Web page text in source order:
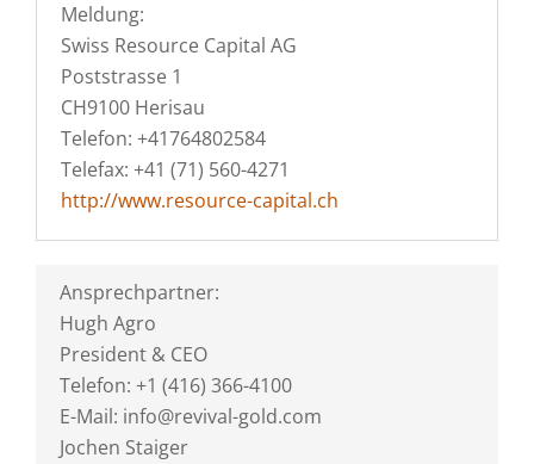
Meldung:
Swiss Resource Capital AG
Poststrasse 1
CH9100 Herisau
Telefon: +41764802584
Telefax: +41 (71) 560-4271
http://www.resource-capital.ch
Ansprechpartner:
Hugh Agro
President & CEO
Telefon: +1 (416) 366-4100
E-Mail: info@revival-gold.com
Jochen Staiger